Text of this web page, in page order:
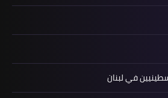
الكتيبة الأيطالية إلى
بلدية صور
في لبنان